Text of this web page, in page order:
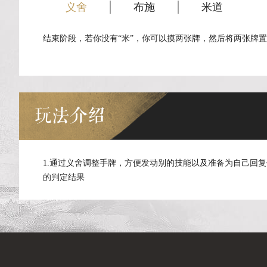
义舍 布施 米道
结束阶段，若你没有“米”，你可以摸两张牌，然后将两张牌
玩法介绍
1.通过义舍调整手牌，方便发动别的技能以及准备为自己回
的判定结果